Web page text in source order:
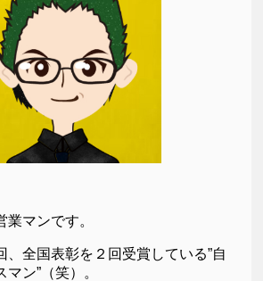
マンです。
、全国表彰を２回受賞している”自
ン”（笑）。